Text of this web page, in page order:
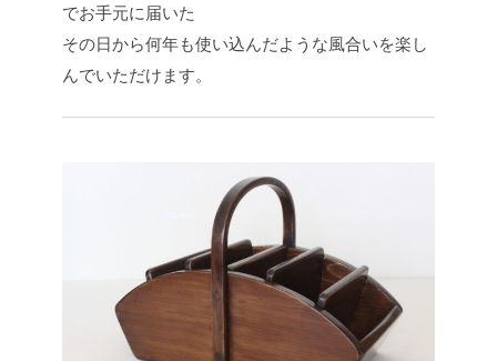
でお手元に届いた
その日から何年も使い込んだような風合いを楽し
んでいただけます。